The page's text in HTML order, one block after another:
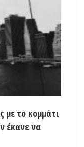
με το κομμάτι
έκανε να